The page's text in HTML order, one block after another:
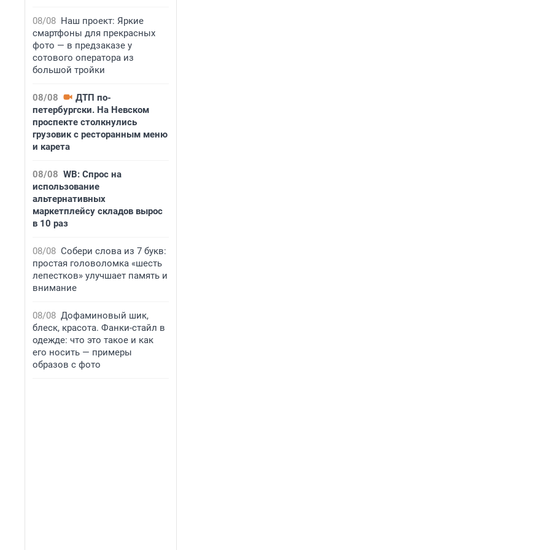
08/08 Наш проект: Яркие
смартфоны для прекрасных
фото — в предзаказе у
сотового оператора из
большой тройки
08/08
ДТП по-
петербургски. На Невском
проспекте столкнулись
грузовик с ресторанным меню
и карета
08/08 WB: Спрос на
использование
альтернативных
маркетплейсу складов вырос
в 10 раз
08/08 Собери слова из 7 букв:
простая головоломка «шесть
лепестков» улучшает память и
внимание
08/08 Дофаминовый шик,
блеск, красота. Фанки-стайл в
одежде: что это такое и как
его носить — примеры
образов с фото